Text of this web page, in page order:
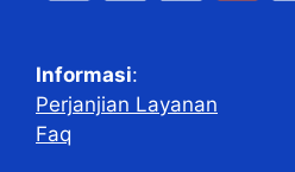
Informasi:
Perjanjian Layanan
Faq